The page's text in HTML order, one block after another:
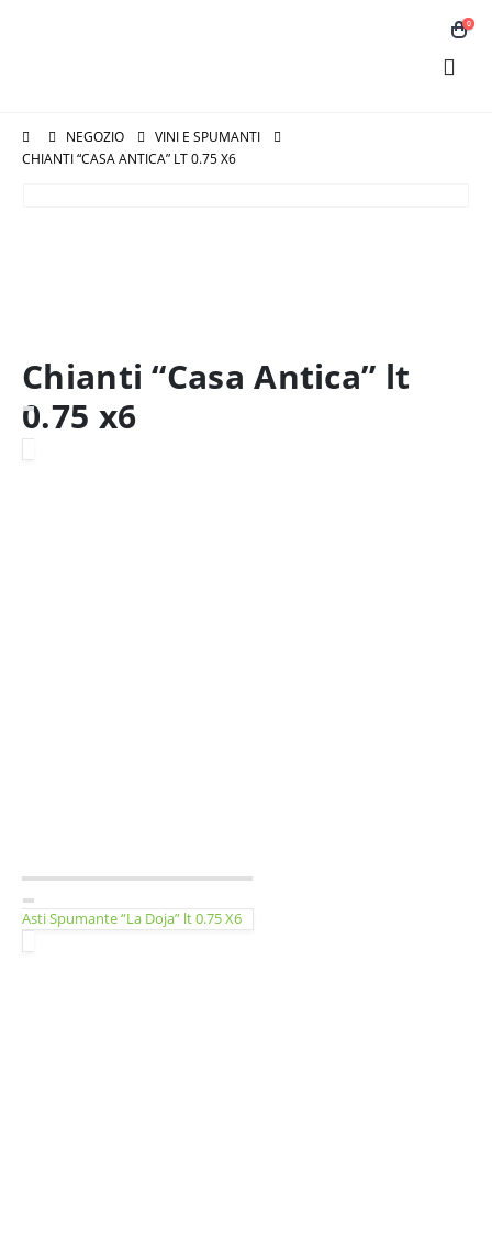
0
NEGOZIO
VINI E SPUMANTI
CHIANTI “CASA ANTICA” LT 0.75 X6
Chianti “Casa Antica” lt
0.75 x6
Asti Spumante “La Doja” lt 0.75 X6